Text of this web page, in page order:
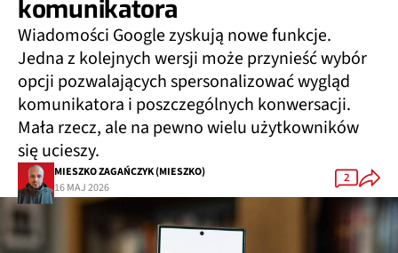
komunikatora
Wiadomości Google zyskują nowe funkcje.
Jedna z kolejnych wersji może przynieść wybór
opcji pozwalających spersonalizować wygląd
komunikatora i poszczególnych konwersacji.
Mała rzecz, ale na pewno wielu użytkowników
się ucieszy.
MIESZKO ZAGAŃCZYK (MIESZKO)
16 MAJ 2026
2